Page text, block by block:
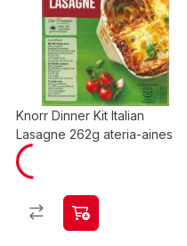
Knorr Dinner Kit Italian
Lasagne 262g ateria-aines